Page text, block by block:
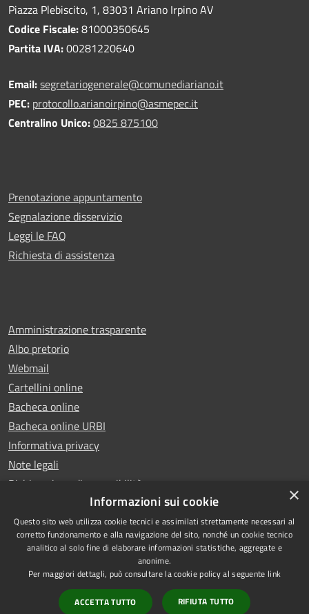
Piazza Plebiscito, 1, 83031 Ariano Irpino AV
Codice Fiscale:81000350645
Partita IVA:00281220640
Email:segretariogenerale@comunediariano.it
PEC: protocollo.arianoirpino@asmepec.it
Centralino Unico:0825 875100
Prenotazione appuntamento
Segnalazione disservizio
Leggi le FAQ
Richiesta di assistenza
Amministrazione trasparente
Albo pretorio
Webmail
Cartellini online
Bacheca online
Bacheca online URBI
Informativa privacy
Note legali
Dichiarazione di accessibilità
RSS
Accessibilità
Copyright © 2025 Comune di
Ariano Irpino
Powered byMunicipium
×
Informazioni sui cookie
Questo sito web utilizza cookie tecnici e assimilati strettamente necessari al
corretto funzionamento e alla navigazione del sito, nonché un cookie tecnico
analitico al solo fine di elaborare informazioni statistiche, aggregate e
anonime.
Per maggiori dettagli, può consultare la cookie policy al seguente link
ACCETTA TUTTO RIFIUTA TUTTO